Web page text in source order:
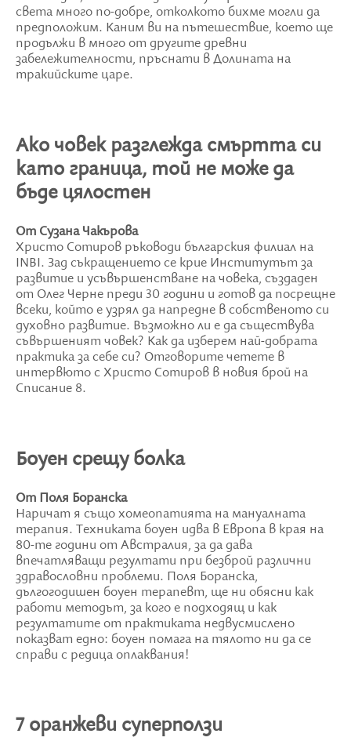
света много по-добре, отколкото бихме могли да
предположим. Каним ви на пътешествие, което ще
продължи в много от другите древни
забележителности, пръснати в Долината на
тракийските царе.
Ако човек разглежда смъртта си
като граница, той не може да
бъде цялостен
От Сузана Чакърова
Христо Сотиров ръководи българския филиал на
INBI. Зад съкращението се крие Институтът за
развитие и усъвършенстване на човека, създаден
от Олег Черне преди 30 години и готов да посрещне
всеки, който е узрял да напредне в собственото си
духовно развитие. Възможно ли е да съществува
съвършеният човек? Как да изберем най-добрата
практика за себе си? Отговорите четете в
интервюто с Христо Сотиров в новия брой на
Списание 8.
Боуен срещу болка
От Поля Боранска
Наричат я също хомеопатията на мануалната
терапия. Техниката боуен идва в Европа в края на
80-те години от Австралия, за да дава
впечатляващи резултати при безброй различни
здравословни проблеми. Поля Боранска,
дългогодишен боуен терапевт, ще ни обясни как
работи методът, за кого е подходящ и как
резултатите от практиката недвусмислено
показват едно: боуен помага на тялото ни да се
справи с редица оплаквания!
7 оранжеви суперползи